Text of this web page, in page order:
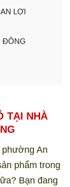
LỢI
ĐÔNG
TẠI NHÀ
phường An
phẩm trong
Bạn đang